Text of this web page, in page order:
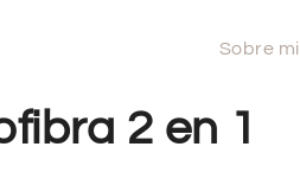
Sobre mi
2 en 1